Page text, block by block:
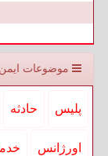
موضوعات ایمن
پلیس حادثه
اورژانس